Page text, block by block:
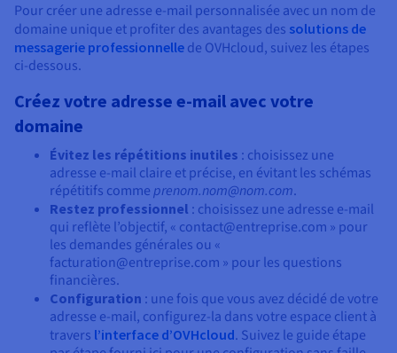
Pour créer une adresse e-mail personnalisée avec un nom de
domaine unique et profiter des avantages des solutions de
messagerie professionnelle de OVHcloud, suivez les étapes
ci-dessous.
Créez votre adresse e-mail avec votre
domaine
Évitez les répétitions inutiles : choisissez une
adresse e-mail claire et précise, en évitant les schémas
répétitifs commeprenom.nom@nom.com.
Restez professionnel : choisissez une adresse e-mail
qui reflète l’objectif, « contact@entreprise.com » pour
les demandes générales ou «
facturation@entreprise.com » pour les questions
financières.
Configuration : une fois que vous avez décidé de votre
adresse e-mail, configurez-la dans votre espace client à
travers l’interface d’OVHcloud. Suivez le guide étape